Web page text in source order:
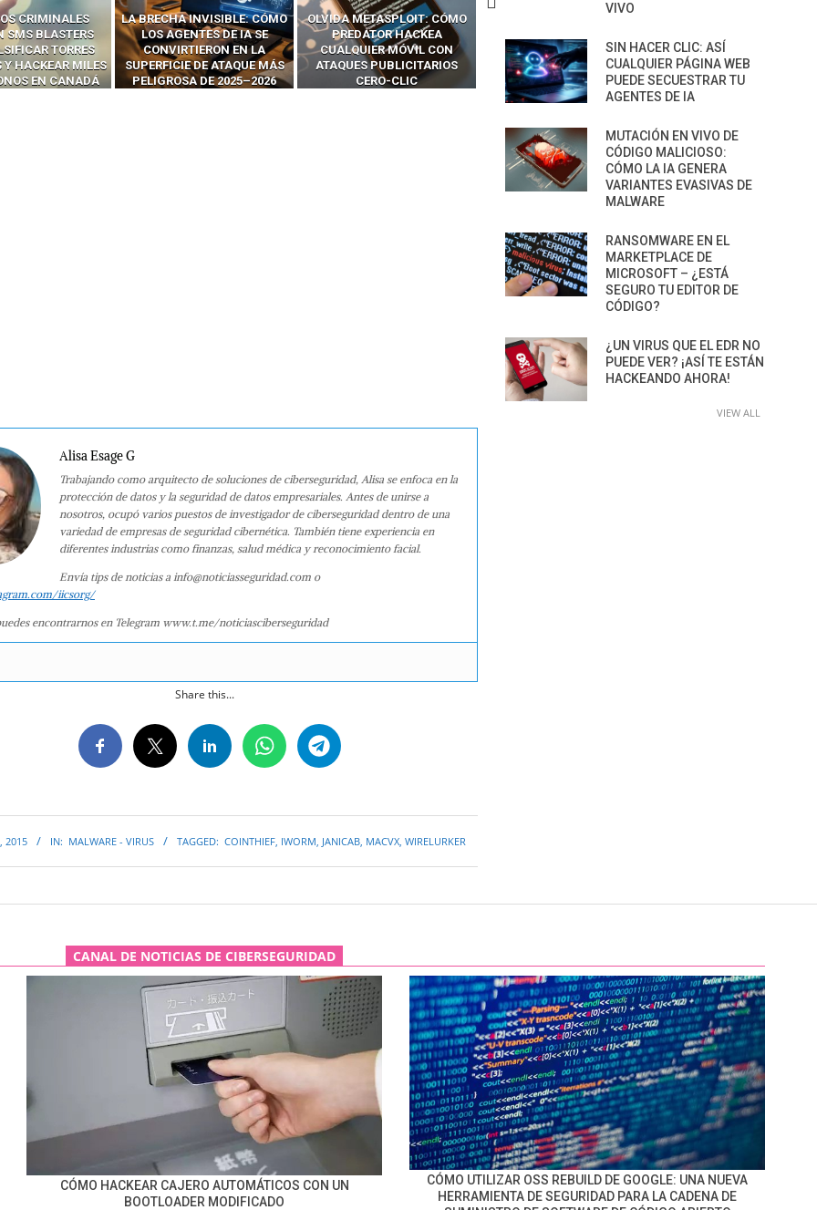
INVISIBLE: CÓMO
DE IA SE
EN LA
DE ATAQUE MÁS
DE 2025–2026
OLVIDA METASPLOIT: CÓMO
PREDATOR HACKEA
CUALQUIER MÓVIL CON
ATAQUES PUBLICITARIOS
CERO-CLIC
CÓMO LOS HACKERS
INTERCEPTAN OTPS Y
LLAMADAS MÓVILES SIN
‘HACKEAR’ — EL INCREÍBLE
PODER DE LOS SIM BOXES”
PARA HACKEAR Y EXPLOTAR
NAVEGADORES DE IA
AGÉNTICA
COPILOT DENTRO DE VS
Alisa Esage G
Trabajando como arquitecto de soluciones de ciberseguridad, Alisa se enfoca en la
protección de datos y la seguridad de datos empresariales. Antes de unirse a
nosotros, ocupó varios puestos de investigador de ciberseguridad dentro de una
variedad de empresas de seguridad cibernética. También tiene experiencia en
diferentes industrias como finanzas, salud médica y reconocimiento facial.
Envía tips de noticias a info@noticiasseguridad.com o
iicsorg/
encontrarnos en Telegram www.t.me/noticiasciberseguridad
Share this...
2015 IN: MALWARE - VIRUS TAGGED: COINTHIEF IWORM JANICAB MACVX WIRELURKER
VIVO
SIN HACER CLIC: ASÍ
CUALQUIER PÁGINA WEB
PUEDE SECUESTRAR TU
AGENTES DE IA
MUTACIÓN EN VIVO DE
CÓDIGO MALICIOSO:
CÓMO LA IA GENERA
VARIANTES EVASIVAS DE
MALWARE
RANSOMWARE EN EL
MARKETPLACE DE
MICROSOFT – ¿ESTÁ
SEGURO TU EDITOR DE
CÓDIGO?
¿UN VIRUS QUE EL EDR NO
PUEDE VER? ¡ASÍ TE ESTÁN
HACKEANDO AHORA!
VIEW ALL
CANAL DE NOTICIAS DE CIBERSEGURIDAD
CÓMO HACKEAR CAJERO AUTOMÁTICOS CON UN
BOOTLOADER MODIFICADO
CÓMO UTILIZAR OSS REBUILD DE GOOGLE: UNA NUEVA
HERRAMIENTA DE SEGURIDAD PARA LA CADENA DE